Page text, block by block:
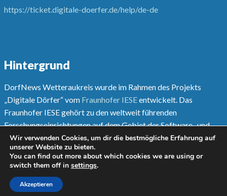
https://ticket.digitale-doerfer.de/help/de-de
Hintergrund
DorfNews Wetteraukreis wurde im Rahmen des Projekts
„Digitale Dörfer“ vom Fraunhofer IESEentwickelt. Das
Fraunhofer IESE gehört zu den weltweit führenden
Forschungseinrichtungen auf dem Gebiet der Software- und
Systementwicklungsmethoden.
Mehr unterwww.digitale-doerfer.de
Wir verwenden Cookies, um dir die bestmögliche Erfahrung auf
unserer Website zu bieten.
You can find out more about which cookies we are using or
switch them off in settings.
Akzeptieren